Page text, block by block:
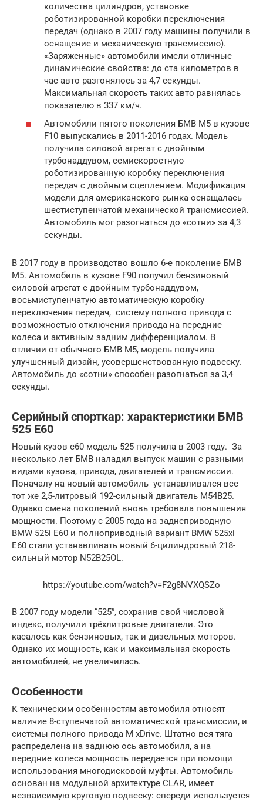
количества цилиндров, установке
роботизированной коробки переключения
передач (однако в 2007 году машины получили в
оснащение и механическую трансмиссию).
«Заряженные» автомобили имели отличные
динамические свойства: до ста километров в
час авто разгонялось за 4,7 секунды.
Максимальная скорость таких авто равнялась
показателю в 337 км/ч.
Автомобили пятого поколения БМВ М5 в кузове
F10 выпускались в 2011-2016 годах. Модель
получила силовой агрегат с двойным
турбонаддувом, семискоростную
роботизированную коробку переключения
передач с двойным сцеплением. Модификация
модели для американского рынка оснащалась
шестиступенчатой механической трансмиссией.
Автомобиль мог разогнаться до «сотни» за 4,3
секунды.
В 2017 году в производство вошло 6-е поколение БМВ
М5. Автомобиль в кузове F90 получил бензиновый
силовой агрегат с двойным турбонаддувом,
восьмиступенчатую автоматическую коробку
переключения передач, систему полного привода с
возможностью отключения привода на передние
колеса и активным задним дифференциалом. В
отличии от обычного БМВ М5, модель получила
улучшенный дизайн, усовершенствованную подвеску.
Автомобиль до «сотни» способен разогнаться за 3,4
секунды.
Серийный спорткар: характеристики БМВ
525 Е60
Новый кузов e60 модель 525 получила в 2003 году. За
несколько лет БМВ наладил выпуск машин с разными
видами кузова, привода, двигателей и трансмиссии.
Поначалу на новый автомобиль устанавливался все
тот же 2,5-литровый 192-сильный двигатель M54B25.
Однако смена поколений вновь требовала повышения
мощности. Поэтому с 2005 года на заднеприводную
BMW 525i E60 и полноприводный вариант BMW 525xi
E60 стали устанавливать новый 6-цилиндровый 218-
сильный мотор N52B25OL.
https://youtube.com/watch?v=F2g8NVXQSZo
В 2007 году модели “525”, сохранив свой числовой
индекс, получили трёхлитровые двигатели. Это
касалось как бензиновых, так и дизельных моторов.
Однако их мощность, как и максимальная скорость
автомобилей, не увеличилась.
Особенности
К техническим особенностям автомобиля относят
наличие 8-ступенчатой автоматической трансмиссии, и
системы полного привода M xDrive. Штатно вся тяга
распределена на заднюю ось автомобиля, а на
передние колеса мощность передается при помощи
использования многодисковой муфты. Автомобиль
основан на модульной архитектуре CLAR, имеет
незваисимую круговую подвеску: спереди используется